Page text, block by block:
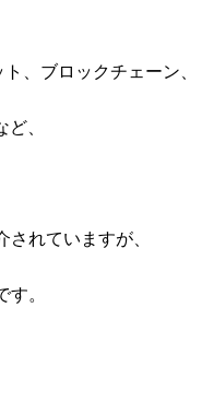
、ブロックチェーン、
、
れていますが、
。